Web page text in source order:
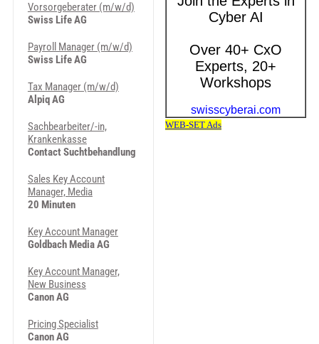
Vorsorgeberater (m/w/d)
Swiss Life AG
Payroll Manager (m/w/d)
Swiss Life AG
Tax Manager (m/w/d)
Alpiq AG
Sachbearbeiter/-in,
Krankenkasse
Contact Suchtbehandlung
Sales Key Account
Manager, Media
20 Minuten
Key Account Manager
Goldbach Media AG
Key Account Manager,
New Business
Canon AG
Pricing Specialist
Canon AG